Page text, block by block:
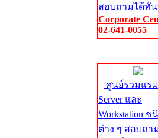
สอบถามได้ทั
Corporate
02-641-0055
ศูนย์รวมแรม
Server และ
Workstation ช
ต่าง ๆ สอบถา